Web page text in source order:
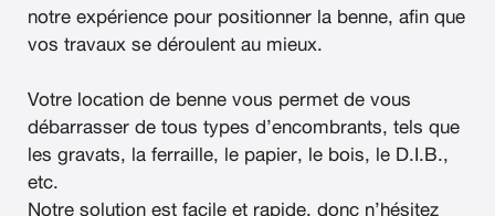
notre expérience pour positionner la benne, afin que
vos travaux se déroulent au mieux.
Votre location de benne vous permet de vous
débarrasser de tous types d’encombrants, tels que
les gravats, la ferraille, le papier, le bois, le D.I.B.,
etc.
Notre solution est facile et rapide, donc n’hésitez